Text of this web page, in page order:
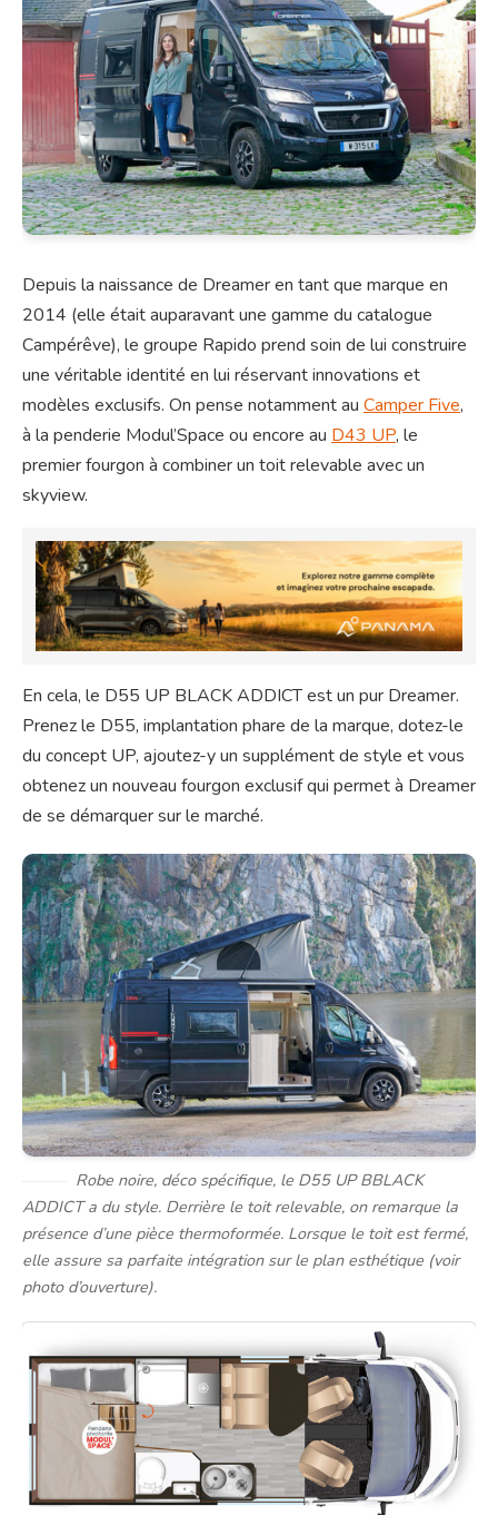
Depuis la naissance de Dreamer en tant que marque en
2014 (elle était auparavant une gamme du catalogue
Campérêve), le groupe Rapido prend soin de lui construire
une véritable identité en lui réservant innovations et
modèles exclusifs. On pense notamment au Camper Five,
à la penderie Modul’Space ou encore au D43 UP, le
premier fourgon à combiner un toit relevable avec un
skyview.
En cela, le D55 UP BLACK ADDICT est un pur Dreamer.
Prenez le D55, implantation phare de la marque, dotez-le
du concept UP, ajoutez-y un supplément de style et vous
obtenez un nouveau fourgon exclusif qui permet à Dreamer
de se démarquer sur le marché.
Robe noire, déco spécifique, le D55 UP BBLACK
ADDICT a du style. Derrière le toit relevable, on remarque la
présence d’une pièce thermoformée. Lorsque le toit est fermé,
elle assure sa parfaite intégration sur le plan esthétique (voir
photo d’ouverture).